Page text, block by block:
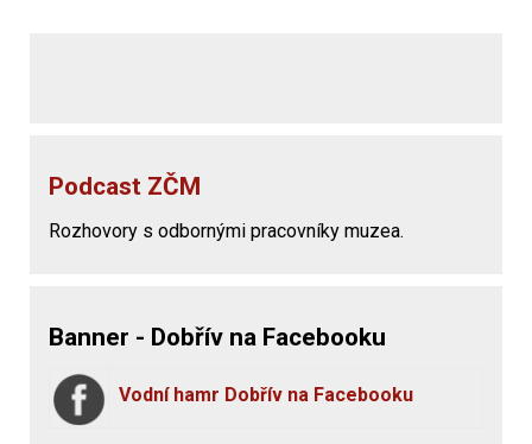
Podcast ZČM
Rozhovory s odbornými pracovníky muzea.
Banner - Dobřív na Facebooku
Vodní hamr Dobřív na Facebooku